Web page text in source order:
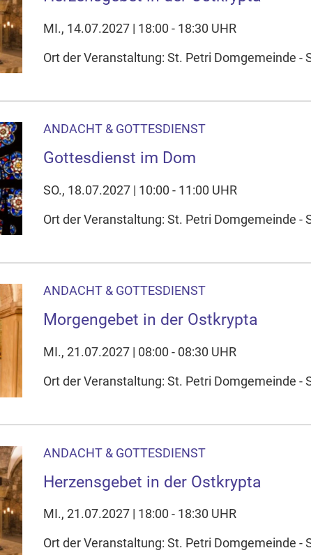
MI., 14.07.2027 | 18:00 - 18:30 UHR
Ort der Veranstaltung: St. Petri Domgemeinde -
ANDACHT & GOTTESDIENST
Gottesdienst im Dom
SO., 18.07.2027 | 10:00 - 11:00 UHR
Ort der Veranstaltung: St. Petri Domgemeinde -
ANDACHT & GOTTESDIENST
Morgengebet in der Ostkrypta
MI., 21.07.2027 | 08:00 - 08:30 UHR
Ort der Veranstaltung: St. Petri Domgemeinde -
ANDACHT & GOTTESDIENST
Herzensgebet in der Ostkrypta
MI., 21.07.2027 | 18:00 - 18:30 UHR
Ort der Veranstaltung: St. Petri Domgemeinde -